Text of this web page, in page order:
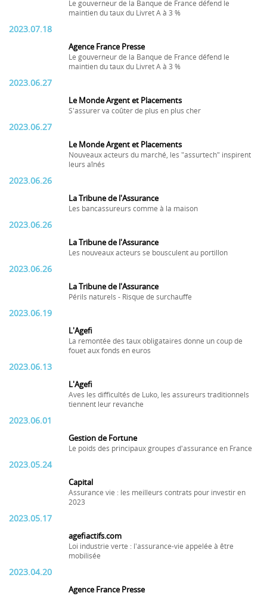
Le gouverneur de la Banque de France défend le
maintien du taux du Livret A à 3 %
2023.07.18
Agence France Presse
Le gouverneur de la Banque de France défend le
maintien du taux du Livret A à 3 %
2023.06.27
Le Monde Argent et Placements
S'assurer va coûter de plus en plus cher
2023.06.27
Le Monde Argent et Placements
Nouveaux acteurs du marché, les "assurtech" inspirent
leurs aînés
2023.06.26
La Tribune de l'Assurance
Les bancassureurs comme à la maison
2023.06.26
La Tribune de l'Assurance
Les nouveaux acteurs se bousculent au portillon
2023.06.26
La Tribune de l'Assurance
Périls naturels - Risque de surchauffe
2023.06.19
L'Agefi
La remontée des taux obligataires donne un coup de
fouet aux fonds en euros
2023.06.13
L'Agefi
Aves les difficultés de Luko, les assureurs traditionnels
tiennent leur revanche
2023.06.01
Gestion de Fortune
Le poids des principaux groupes d'assurance en France
2023.05.24
Capital
Assurance vie : les meilleurs contrats pour investir en
2023
2023.05.17
agefiactifs.com
Loi industrie verte : l'assurance-vie appelée à être
mobilisée
2023.04.20
Agence France Presse